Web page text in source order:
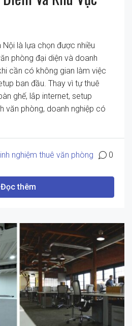
là lựa chọn được nhiều
phòng đại diện và doanh
cần có không gian làm việc
ban đầu. Thay vì tự thuê
ghế, lắp internet, setup
văn phòng, doanh nghiệp có
nghiệm thuê văn phòng 0
Đọc thêm